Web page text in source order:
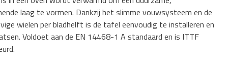
laag te vormen. Dankzij het slimme vouwsysteem en de
wielen per bladhelft is de tafel eenvoudig te installeren en
Voldoet aan de EN 14468-1 A standaard en is ITTF